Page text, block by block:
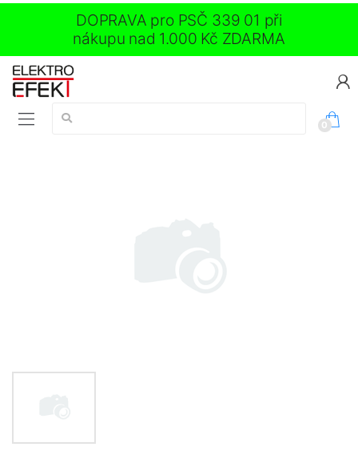
DOPRAVA pro PSČ 339 01 při
nákupu nad 1.000 Kč ZDARMA
Vyhledávání:
0